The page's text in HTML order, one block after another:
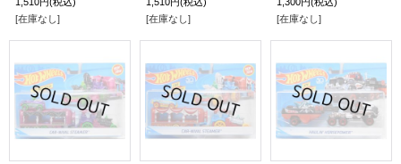
[在庫なし]
[在庫なし]
[在庫なし]